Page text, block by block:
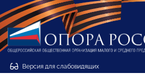
Версия для слабовидящих